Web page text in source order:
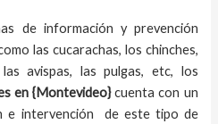
de información y prevención
las cucarachas, los chinches,
avispas, las pulgas, etc, los
en{Montevideo}cuenta con un
e intervención de este tipo de